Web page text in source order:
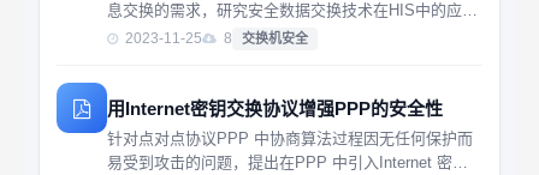
息交换的需求，研究安全数据交换技术在HIS中的应
用，设计并实现基于安全数据交换技术的LIS检验结果
2023-11-25 8 交换机安全
用Internet密钥交换协议增强PPP的安全性
针对点对点协议PPP 中协商算法过程因无任何保护而
易受到攻击的问题，提出在PPP 中引入Internet 密钥